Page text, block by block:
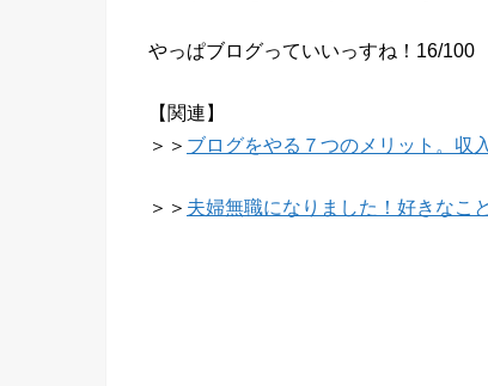
やっぱブログっていいっすね！16/100
【関連】
＞＞ ブログをやる７つのメリット。収
＞＞ 夫婦無職になりました！好きなこ